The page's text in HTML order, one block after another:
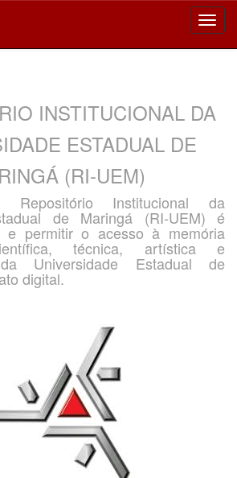
INSTITUCIONAL DA
ESTADUAL DE
(RI-UEM)
Institucional da
de Maringá (RI-UEM) é
e permitir o acesso à memória
técnica, artística e
Universidade Estadual de
digital.